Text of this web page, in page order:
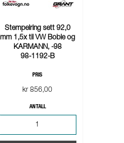
Stempelring sett 92,0
mm 1,5x til VW Boble og
KARMANN, -98
98-1192-B
PRIS
kr 856,00
ANTALL